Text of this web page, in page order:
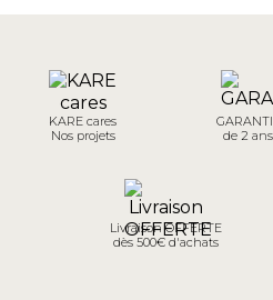
KARE cares
Nos projets
de 2 ans
Livraison OFFERTE
dès 500€ d'achats